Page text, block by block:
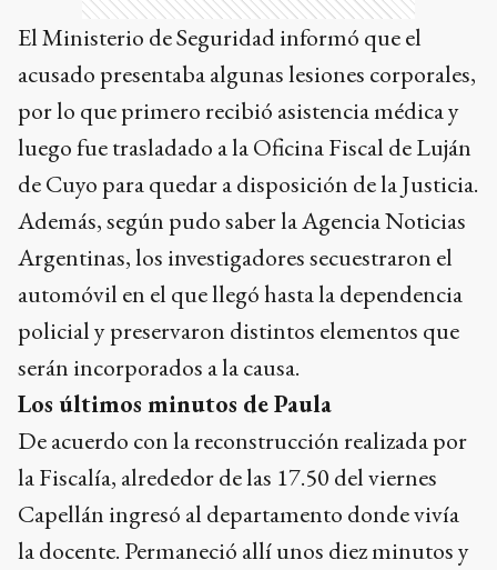
El Ministerio de Seguridad informó que el
acusado presentaba algunas lesiones corporales,
por lo que primero recibió asistencia médica y
luego fue trasladado a la Oficina Fiscal de Luján
de Cuyo para quedar a disposición de la Justicia.
Además, según pudo saber la Agencia Noticias
Argentinas, los investigadores secuestraron el
automóvil en el que llegó hasta la dependencia
policial y preservaron distintos elementos que
serán incorporados a la causa.
Los últimos minutos de Paula
De acuerdo con la reconstrucción realizada por
la Fiscalía, alrededor de las 17.50 del viernes
Capellán ingresó al departamento donde vivía
la docente. Permaneció allí unos diez minutos y